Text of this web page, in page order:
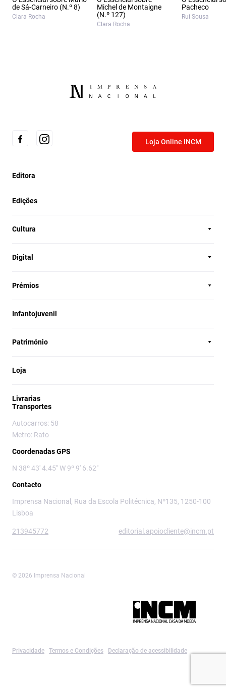
de Sá-Carneiro (N.º 8)
Clara Rocha
Michel de Montaigne
(N.º 127)
Clara Rocha
Pacheco
Rui Sousa
Loja Online INCM
Editora
Edições
Cultura
Digital
Prémios
Infantojuvenil
Património
Loja
Livrarias
Transportes
Autocarros: 58
Metro: Rato
Coordenadas GPS
N 38º 43' 4.45" W 9º 9' 6.62"
Contacto
Imprensa Nacional, Rua da Escola Politécnica, Nº135, 1250-100
Lisboa
213945772 editorial.apoiocliente@incm.pt
© 2026 Imprensa Nacional
Privacidade Termos e Condições Declaração de acessibilidade